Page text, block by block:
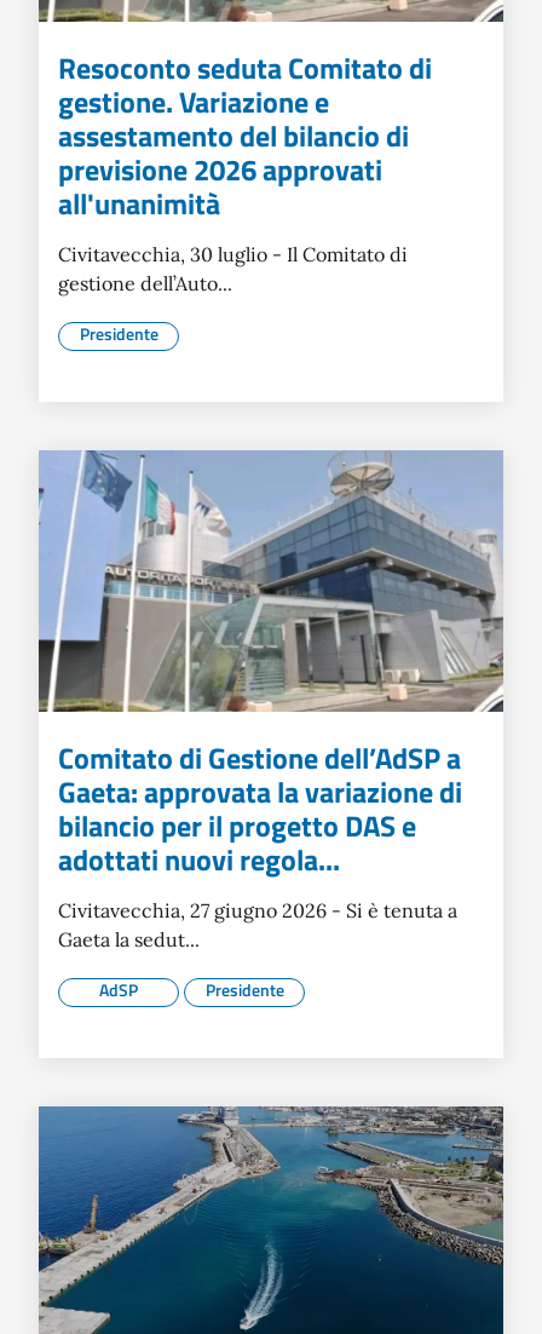
Resoconto seduta Comitato di
gestione. Variazione e
assestamento del bilancio di
previsione 2026 approvati
all'unanimità
Civitavecchia, 30 luglio - Il Comitato di
gestione dell’Auto...
Presidente
Comitato di Gestione dell’AdSP a
Gaeta: approvata la variazione di
bilancio per il progetto DAS e
adottati nuovi regola...
Civitavecchia, 27 giugno 2026 - Si è tenuta a
Gaeta la sedut...
AdSP Presidente